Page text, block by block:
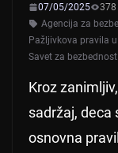
07/05/2025
378
Agencija za
Pažljivkova pravila
Savet za
Kroz
sadržaj, deca
osnovna